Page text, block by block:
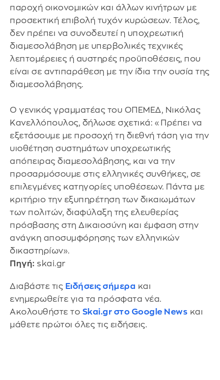
παροχή οικονομικών και άλλων κινήτρων με
προσεκτική επιβολή τυχόν κυρώσεων. Τέλος,
δεν πρέπει να συνοδευτεί η υποχρεωτική
διαμεσολάβηση με υπερβολικές τεχνικές
λεπτομέρειες ή αυστηρές προϋποθέσεις, που
είναι σε αντιπαράθεση με την ίδια την ουσία της
διαμεσολάβησης.
Ο γενικός γραμματέας του ΟΠΕΜΕΔ, Νικόλας
Κανελλόπουλος, δήλωσε σχετικά: «Πρέπει να
εξετάσουμε με προσοχή τη διεθνή τάση για την
υιοθέτηση συστημάτων υποχρεωτικής
απόπειρας διαμεσολάβησης, και να την
προσαρμόσουμε στις ελληνικές συνθήκες, σε
επιλεγμένες κατηγορίες υποθέσεων. Πάντα με
κριτήριο την εξυπηρέτηση των δικαιωμάτων
των πολιτών, διαφύλαξη της ελευθερίας
πρόσβασης στη Δικαιοσύνη και έμφαση στην
ανάγκη αποσυμφόρησης των ελληνικών
δικαστηρίων».
Πηγή: skai.gr
Διαβάστε τις Ειδήσεις σήμερα και
ενημερωθείτε για τα πρόσφατα νέα.
Ακολουθήστε το Skai.gr στο Google News και
μάθετε πρώτοι όλες τις ειδήσεις.